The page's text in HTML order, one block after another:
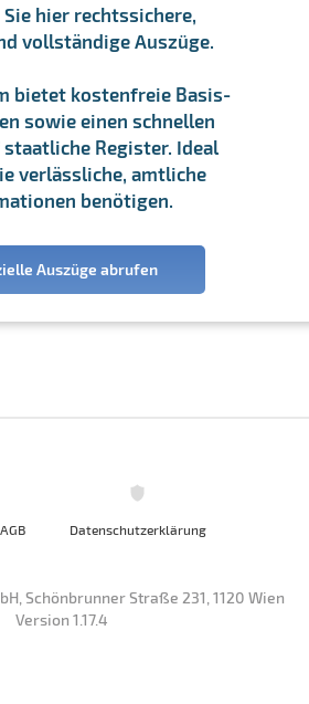
hier rechtssichere,
vollständige Auszüge.
bietet kostenfreie Basis-
sowie einen schnellen
Register. Ideal
verlässliche, amtliche
benötigen.
Auszüge abrufen
Datenschutzerklärung
Schönbrunner Straße 231, 1120 Wien
Version 1.17.4